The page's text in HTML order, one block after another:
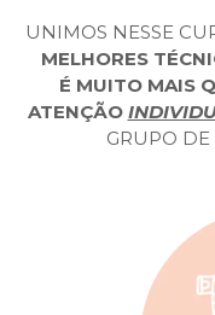
UNIMOS NESSE
MELHORES
É MUITO MAIS
ATENÇÃO
GRUPO